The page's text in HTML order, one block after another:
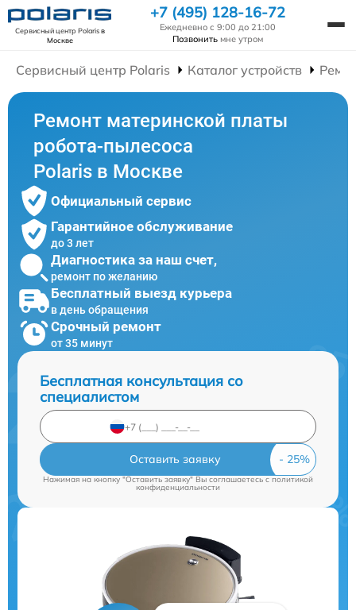
Сервисный центр Polarisв
Москве
+7 (495) 128-16-72
Ежедневно с 9:00 до 21:00
Позвонить мне утром
Сервисный центр Polaris Каталог устройств
Ремонт материнской платы
робота-пылесоса
Polaris в Москве
Официальный сервис
Гарантийное обслуживание
до 3 лет
Диагностика за наш счет,
ремонт по желанию
Бесплатный выезд курьера
в день обращения
Срочный ремонт
от 35 минут
Бесплатная консультация со
специалистом
Оставить заявку
Нажимая на кнопку "Оставить заявку" Вы соглашаетесь cполитикой
конфиденциальности